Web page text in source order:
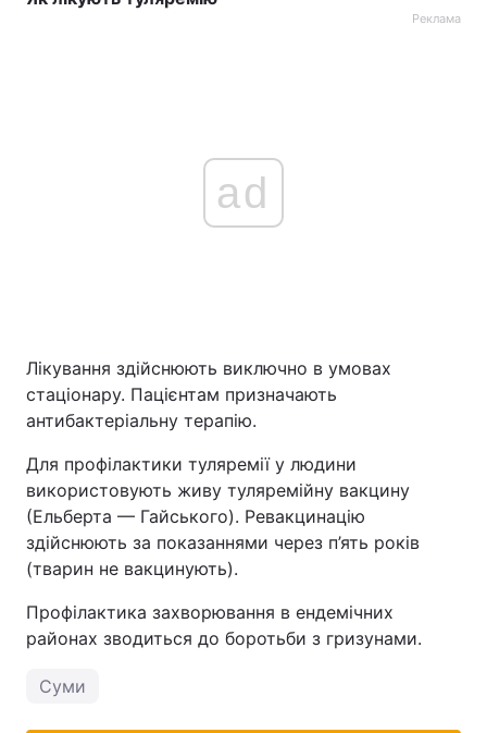
Реклама
ad
Лікування здійснюють виключно в умовах
стаціонару. Пацієнтам призначають
антибактеріальну терапію.
Для профілактики туляремії у людини
використовують живу туляремійну вакцину
(Ельберта — Гайського). Ревакцинацію
здійснюють за показаннями через п’ять років
(тварин не вакцинують).
Профілактика захворювання в ендемічних
районах зводиться до боротьби з гризунами.
Суми